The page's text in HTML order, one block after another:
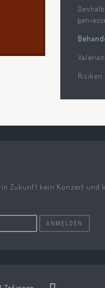
Zukunft kein Konzert und
ANMELDEN